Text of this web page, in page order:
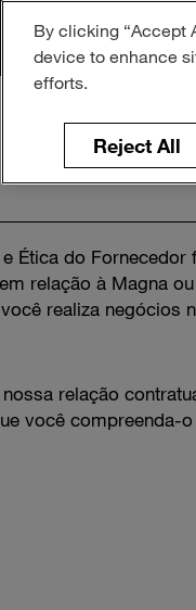
Ética do Fornecedor
relação à Magna
realiza negócios
relação
você compreenda-o
By clicking “Accept
device to enhance
efforts.
Reject All